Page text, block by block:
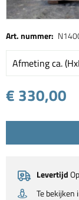
Art. nummer:
Afmeting ca.
€ 330,00
Levertijd
Te bekijken